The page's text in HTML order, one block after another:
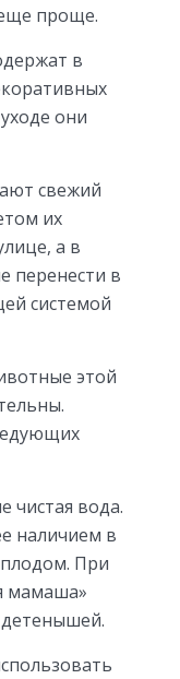
проще.
в
они
свежий
их
а в
перенести в
системой
этой
чистая вода.
наличием в
При
мамаша»